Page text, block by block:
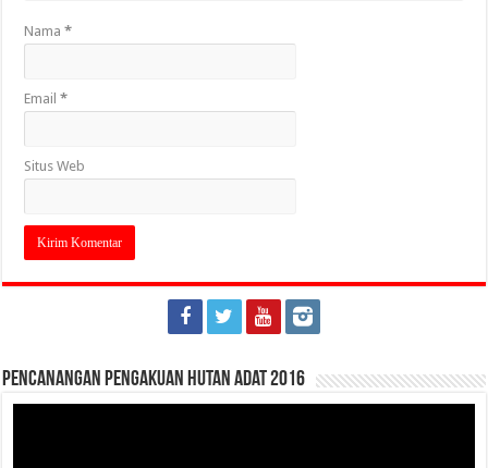
Nama*
Email*
Situs Web
Pencanangan Pengakuan Hutan Adat 2016